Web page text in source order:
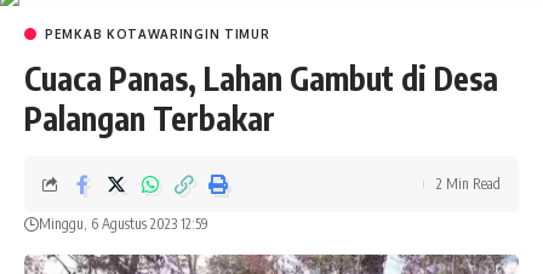
PEMKAB KOTAWARINGIN TIMUR
Cuaca Panas, Lahan Gambut di Desa
Palangan Terbakar
Minggu, 6 Agustus 2023 12:59
2 Min Read